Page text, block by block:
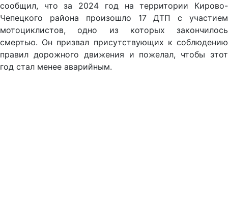
сообщил, что за 2024 год на территории Кирово-
Чепецкого района произошло 17 ДТП с участием
мотоциклистов, одно из которых закончилось
смертью. Он призвал присутствующих к соблюдению
правил дорожного движения и пожелал, чтобы этот
год стал менее аварийным.